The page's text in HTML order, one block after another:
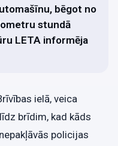
bēgot no
stundā
LETA informēja
ielā, veica
brīdim, kad kāds
policijas